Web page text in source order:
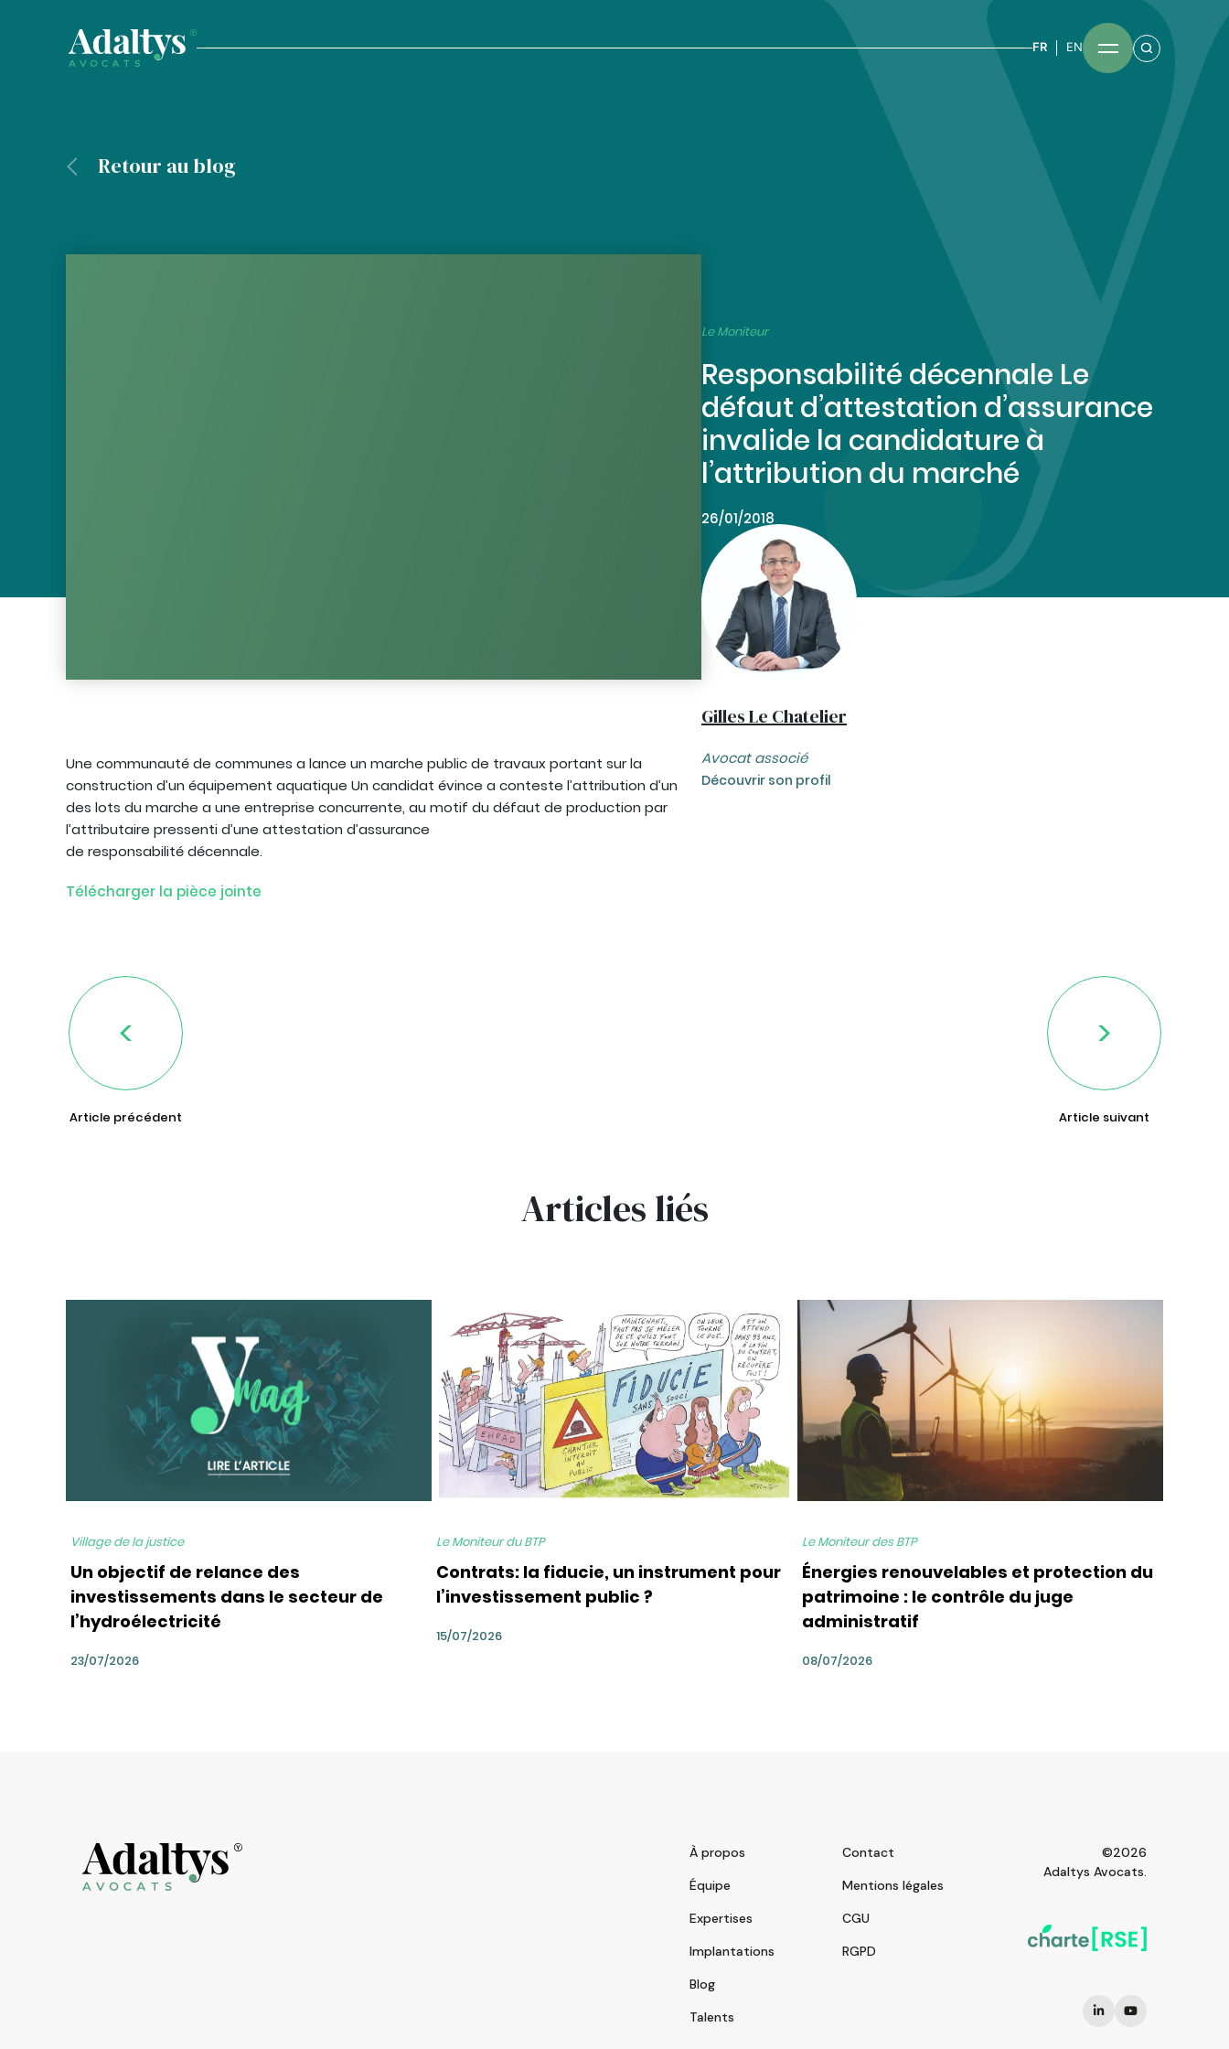
FR EN
Retour au blog
Le Moniteur
Responsabilité décennale Le
défaut d’attestation d’assurance
invalide la candidature à
l’attribution du marché
26/01/2018
Une communauté de communes a lance un marche public de travaux portant sur la
construction d’un équipement aquatique Un candidat évince a conteste l’attribution d’un
des lots du marche a une entreprise concurrente, au motif du défaut de production par
l’attributaire pressenti d’une attestation d’assurance
de responsabilité décennale.
Télécharger la pièce jointe
Gilles Le Chatelier
Avocat associé
Découvrir son profil
Articles liés
Village de la justice
Un objectif de relance des
investissements dans le secteur de
l’hydroélectricité
23/07/2026
Le Moniteur du BTP
Contrats: la fiducie, un instrument pour
l’investissement public ?
15/07/2026
bg
Le Moniteur des BTP
Énergies renouvelables et protection du
patrimoine : le contrôle du juge
administratif
08/07/2026
À propos
Équipe
Expertises
Implantations
Blog
Talents
Contact
Mentions légales
CGU
RGPD
©2026
Adaltys Avocats.